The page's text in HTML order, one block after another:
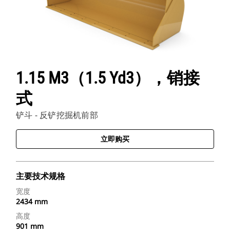
1.15 M3（1.5 Yd3），销接
式
铲斗 - 反铲挖掘机前部
立即购买
主要技术规格
宽度
2434 mm
高度
901 mm